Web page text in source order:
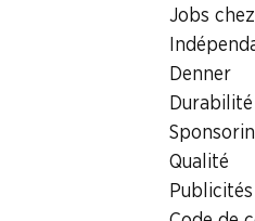
Jobs
Denner
Durabilité
Qualité
Publicités